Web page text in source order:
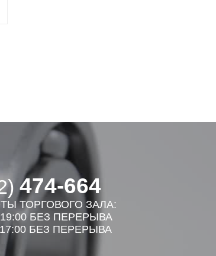
474-664
ТОРГОВОГО ЗАЛА:
БЕЗ ПЕРЕРЫВА
БЕЗ ПЕРЕРЫВА